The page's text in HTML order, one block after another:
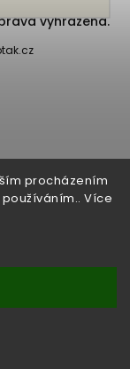
procházením
Více
vyhrazena.